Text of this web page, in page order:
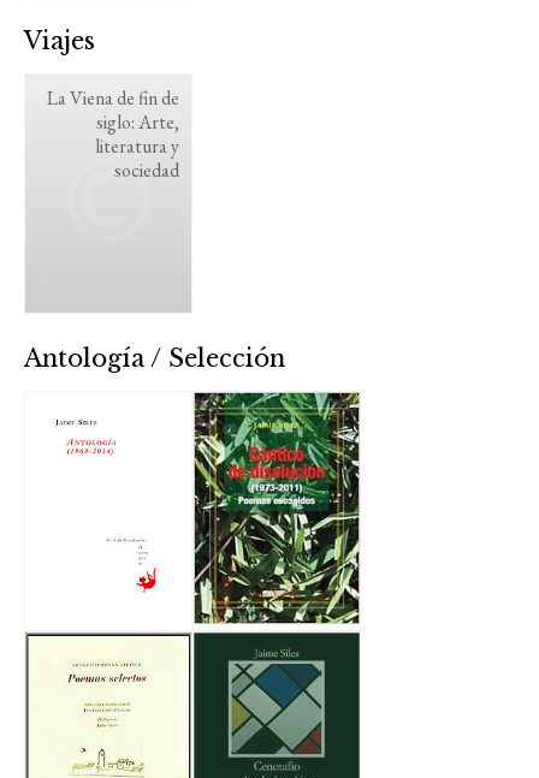
Viajes
La Viena de fin de
siglo: Arte,
literatura y
sociedad
Antología / Selección